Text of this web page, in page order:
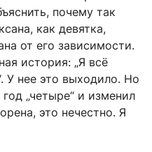
почему так
как девятка,
от его зависимости.
история: „Я всё
У нее это выходило. Но
„четыре“ и изменил
это нечестно. Я